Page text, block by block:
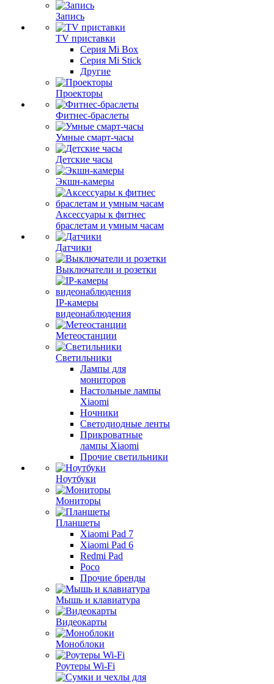
Запись
TV приставки
Серия Mi Box
Серия Mi Stick
Другие
Проекторы
Фитнес-браслеты
Умные смарт-часы
Детские часы
Экшн-камеры
Аксессуары к фитнес
браслетам и умным часам
Датчики
Выключатели и розетки
IP-камеры
видеонаблюдения
Метеостанции
Светильники
Лампы для
мониторов
Настольные лампы
Xiaomi
Ночники
Светодиодные ленты
Прикроватные
лампы Xiaomi
Прочие светильники
Ноутбуки
Мониторы
Планшеты
Xiaomi Pad 7
Xiaomi Pad 6
Redmi Pad
Poco
Прочие бренды
Мышь и клавиатура
Видеокарты
Моноблоки
Роутеры Wi-Fi